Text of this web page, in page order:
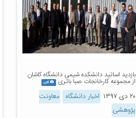
بازدید اساتید دانشکده شیمی دانشگاه کاشان
از مجموعه کارخانجات صبا باتری گالری
۲۰ دی ۱۳۹۷ اخبار دانشگاه معاونت
پژوهشی